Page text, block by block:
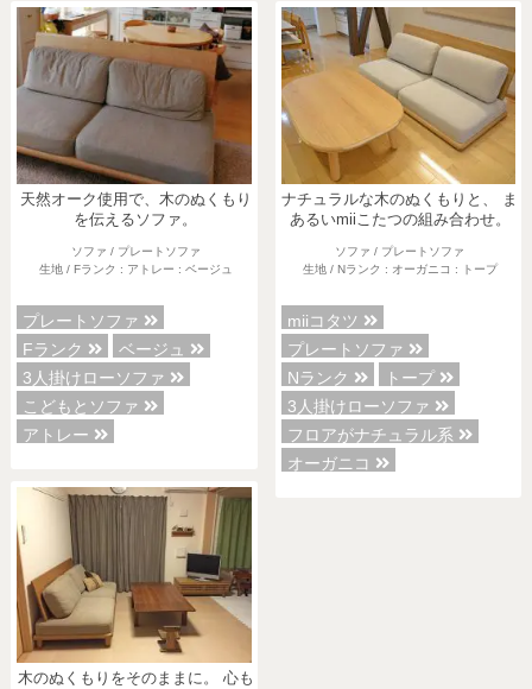
天然オーク使用で、木のぬくもり
を伝えるソファ。
ソファ / プレートソファ
生地 / Fランク : アトレー : ベージュ
プレートソファ
Fランク
ベージュ
3人掛けローソファ
こどもとソファ
アトレー
木のぬくもりをそのままに。 心も
ナチュラルな木のぬくもりと、 ま
あるいmiiこたつの組み合わせ。
ソファ / プレートソファ
生地 / Nランク : オーガニコ : トープ
miiコタツ
プレートソファ
Nランク
トープ
3人掛けローソファ
フロアがナチュラル系
オーガニコ